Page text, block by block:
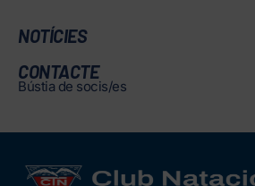
NOTÍCIES
CONTACTE
Bústia de socis/es